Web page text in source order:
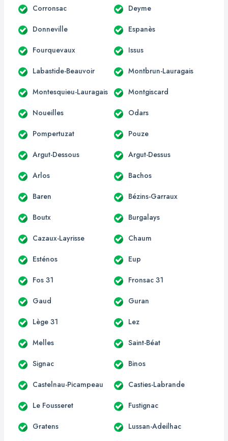
Corronsac Deyme
Donneville Espanès
Fourquevaux Issus
Labastide-Beauvoir Montbrun-Lauragais
Montesquieu-Lauragais Montgiscard
Noueilles Odars
Pompertuzat Pouze
Argut-Dessous Argut-Dessus
Arlos Bachos
Baren Bézins-Garraux
Boutx Burgalays
Cazaux-Layrisse Chaum
Esténos Eup
Fos 31 Fronsac 31
Gaud Guran
Lège 31 Lez
Melles Saint-Béat
Signac Binos
Castelnau-Picampeau Casties-Labrande
Le Fousseret Fustignac
Gratens Lussan-Adeilhac